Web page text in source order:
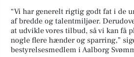
“Vi har generelt rigtig godt fat i de
af bredde og talentmiljøer.
at udvikle vores tilbud, så vi kan få
nogle flere hænder og sparring,”
bestyrelsesmedlem i Aalborg